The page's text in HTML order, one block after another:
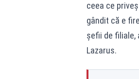
ceea ce
gândit că e
șefii de filiale,
Lazarus.